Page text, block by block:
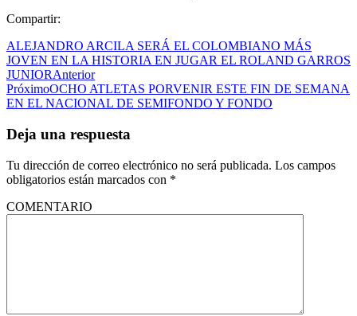
Compartir:
ALEJANDRO ARCILA SERÁ EL COLOMBIANO MÁS
JOVEN EN LA HISTORIA EN JUGAR EL ROLAND GARROS
JUNIORAnterior
PróximoOCHO ATLETAS PORVENIR ESTE FIN DE SEMANA
EN EL NACIONAL DE SEMIFONDO Y FONDO
Deja una respuesta
Tu dirección de correo electrónico no será publicada. Los campos
obligatorios están marcados con *
COMENTARIO